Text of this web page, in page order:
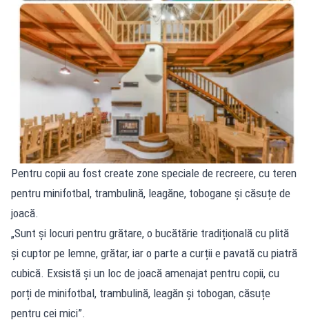
Pentru copii au fost create zone speciale de recreere, cu teren
pentru minifotbal, trambulină, leagăne, tobogane și căsuțe de
joacă.
„Sunt și locuri pentru grătare, o bucătărie tradițională cu plită
și cuptor pe lemne, grătar, iar o parte a curții e pavată cu piatră
cubică. Exsistă și un loc de joacă amenajat pentru copii, cu
porți de minifotbal, trambulină, leagăn și tobogan, căsuțe
pentru cei mici”.